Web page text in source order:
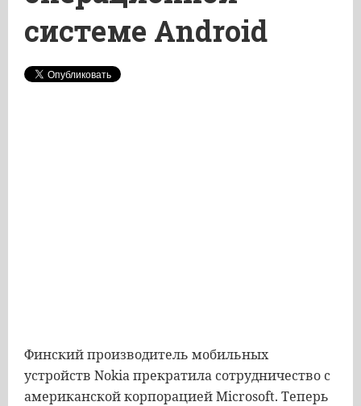
системе Android
Финский производитель мобильных
устройств Nokia прекратила сотрудничество с
американской корпорацией Microsoft. Теперь